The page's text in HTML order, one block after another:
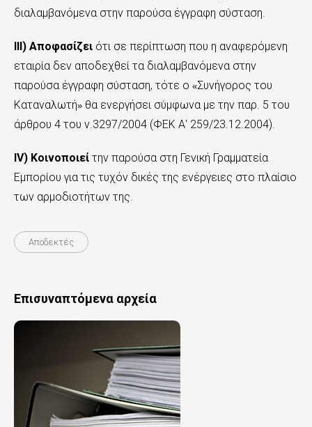
διαλαμβανόμενα στην παρούσα έγγραφη σύσταση.
ΙΙΙ) Αποφασίζει ότι σε περίπτωση που η αναφερόμενη
εταιρία δεν αποδεχθεί τα διαλαμβανόμενα στην
παρούσα έγγραφη σύσταση, τότε ο «Συνήγορος του
Καταναλωτή» θα ενεργήσει σύμφωνα με την παρ. 5 του
άρθρου 4 του ν.3297/2004 (ΦΕΚ Α' 259/23.12.2004).
ΙV) Κοινοποιεί την παρούσα στη Γενική Γραμματεία
Εμπορίου για τις τυχόν δικές της ενέργειες στο πλαίσιο
των αρμοδιοτήτων της.
Αποδεκτές
Επισυναπτόμενα αρχεία